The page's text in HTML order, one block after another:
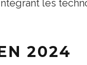
les
2024